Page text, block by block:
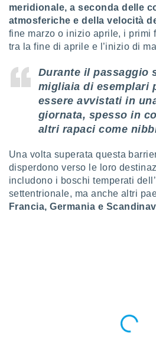
per
degli
dei
meridionale, a seconda delle
atmosferiche e della velocità
fine marzo o inizio aprile, i primi
tra la fine di aprile e l’inizio di
Durante il passaggio
migliaia di esemplari
essere avvistati in
giornata, spesso in
altri rapaci come
Una volta superata questa
disperdono verso le loro
includono i boschi temperati
settentrionale, ma anche altri
Francia, Germania e